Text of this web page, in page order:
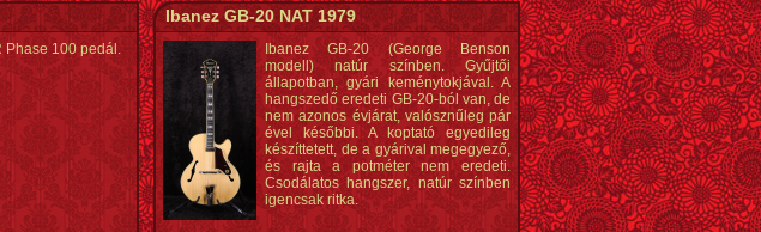
Phase 100 pedál.
Ibanez GB-20 NAT 1979
Ibanez GB-20 (George Benson
modell) natúr színben. Gyűjtői
állapotban, gyári keménytokjával. A
hangszedő eredeti GB-20-ból van, de
nem azonos évjárat, valósznűleg pár
ével későbbi. A koptató egyedileg
készíttetett, de a gyárival megegyező,
és rajta a potméter nem eredeti.
Csodálatos hangszer, natúr színben
igencsak ritka.